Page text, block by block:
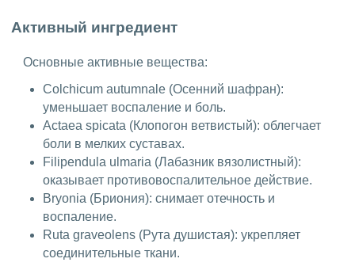
Активный ингредиент
Основные активные вещества:
Colchicum autumnale (Осенний шафран):
уменьшает воспаление и боль.
Actaea spicata (Клопогон ветвистый): облегчает
боли в мелких суставах.
Filipendula ulmaria (Лабазник вязолистный):
оказывает противовоспалительное действие.
Bryonia (Бриония): снимает отечность и
воспаление.
Ruta graveolens (Рута душистая): укрепляет
соединительные ткани.